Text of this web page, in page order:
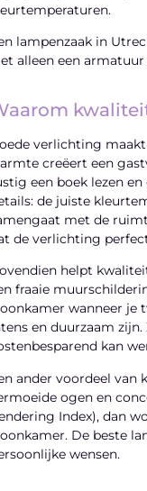
lampenzaak in
alleen een
verlichting
creëert een
een boek lezen
de juiste
met de
de verlichting
helpt
fraaie
wanneer je
en duurzaam
kan
ander voordeel
ogen en
Index), dan
De beste
wensen.